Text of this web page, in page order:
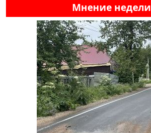
Мнение недели